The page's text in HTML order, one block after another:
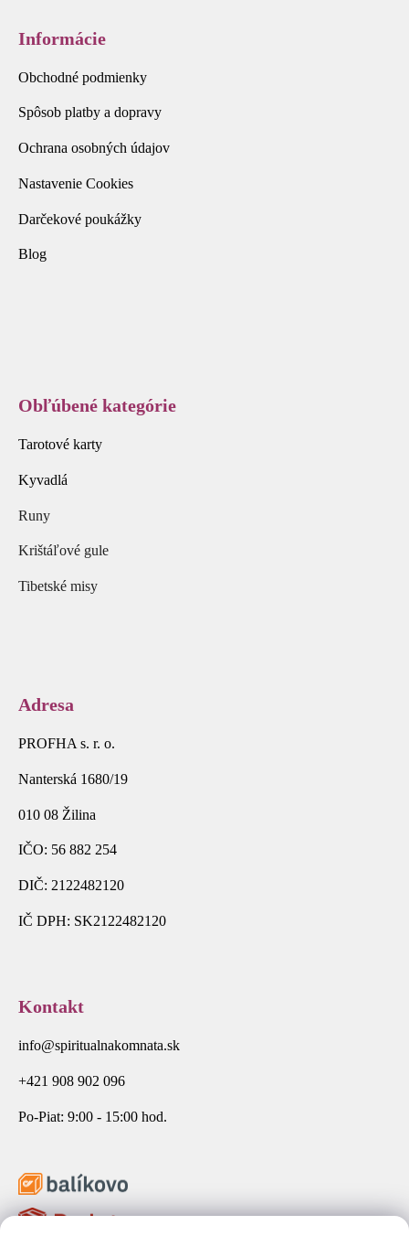
Informácie
Obchodné podmienky
Spôsob platby a dopravy
Ochrana osobných údajov
Nastavenie Cookies
Darčekové poukážky
Blog
Obľúbené kategórie
Tarotové karty
Kyvadlá
Runy
Krištáľové gule
Tibetské misy
Adresa
PROFHA s. r. o.
Nanterská 1680/19
010 08 Žilina
IČO: 56 882 254
DIČ: 2122482120
IČ DPH: SK2122482120
Kontakt
info@spiritualnakomnata.sk
+421 908 902 096
Po-Piat: 9:00 - 15:00 hod.